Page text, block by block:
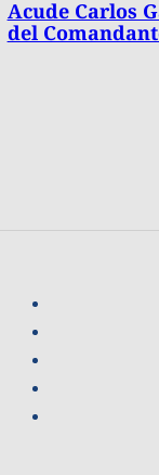
Acude Carlos
del